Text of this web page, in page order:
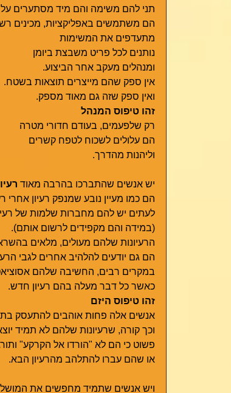
תני להם משימה והם מיד מסתערים על
הם משתמשים באפליקציות, מכינים
מתעדפים את המשימות
נותנים לכל פריט משבצת ביומן
ומנהלים מעקב אחר הביצוע.
אין ספק שהם מייצרים תוצאות בשטח.
ואין ספק שזה גם מאוד מספק.
זהו טיפוס המנהל
רק שלפעמים, בעודם חדורי מטרה
הם עלולים לשכוח לטפח קשרים
וליהנות מהדרך.
יש אנשים שהתברכו בהרבה מאוד
הם כמו מעיין נובע שמנפק רעיון אחרי
לעתים יש להם מחברות שלמות של
(במידה והם מקפידים לרשום אותם).
הרעיונות שלהם מעולים, מלאים
הם גם יודעים להלהיב אחרים לגבי
במקרים רבים, החשיבה שלהם
כאשר כל דבר מעלה בהם רעיון חדש.
זהו טיפוס היזם
אנשים אלה פחות אוהבים להתעסק
וכך קורה, שרעיונות שלהם לא תמיד
פשוט כי הם לא "הורדו אל הקרקע"
או שהם עברו להתלהב מהרעיון הבא.
ויש אנשים שתמיד מחפשים את